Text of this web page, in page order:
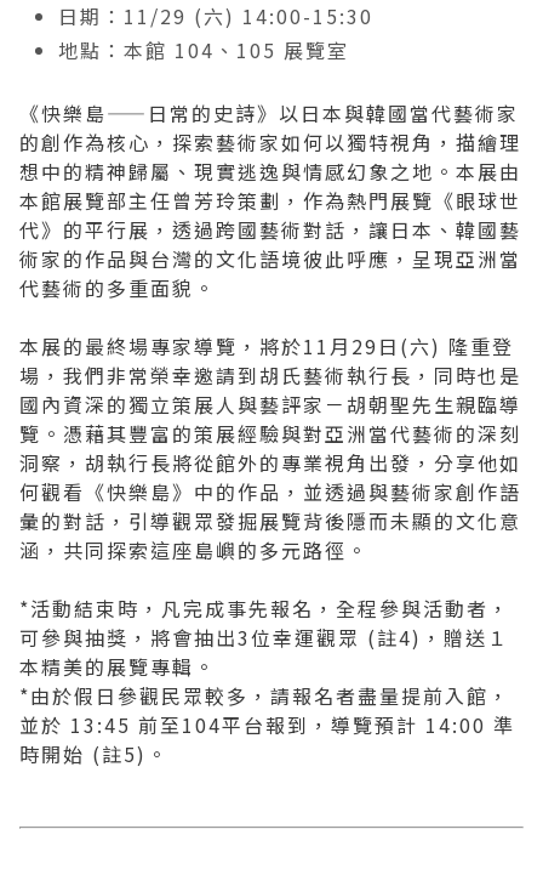
2019 奔‧月—劉國松
日期：11/29 (六) 14:00-15:30
地點：本館 104、105 展覽室
《快樂島——日常的史詩》以日本與韓國當代藝術家
的創作為核心，探索藝術家如何以獨特視角，描繪理
想中的精神歸屬、現實逃逸與情感幻象之地。本展由
本館展覽部主任曾芳玲策劃，作為熱門展覽《眼球世
代》的平行展，透過跨國藝術對話，讓日本、韓國藝
術家的作品與台灣的文化語境彼此呼應，呈現亞洲當
代藝術的多重面貌。
本展的最終場專家導覽，將於11月29日(六) 隆重登
場，我們非常榮幸邀請到胡氏藝術執行長，同時也是
國內資深的獨立策展人與藝評家－胡朝聖先生親臨導
覽。憑藉其豐富的策展經驗與對亞洲當代藝術的深刻
洞察，胡執行長將從館外的專業視角出發，分享他如
何觀看《快樂島》中的作品，並透過與藝術家創作語
彙的對話，引導觀眾發掘展覽背後隱而未顯的文化意
涵，共同探索這座島嶼的多元路徑。
*活動結束時，凡完成事先報名，全程參與活動者，
可參與抽獎，將會抽出3位幸運觀眾 (註4)，贈送１
本精美的展覽專輯。
*由於假日參觀民眾較多，請報名者盡量提前入館，
並於 13:45 前至104平台報到，導覽預計 14:00 準
時開始 (註5)。